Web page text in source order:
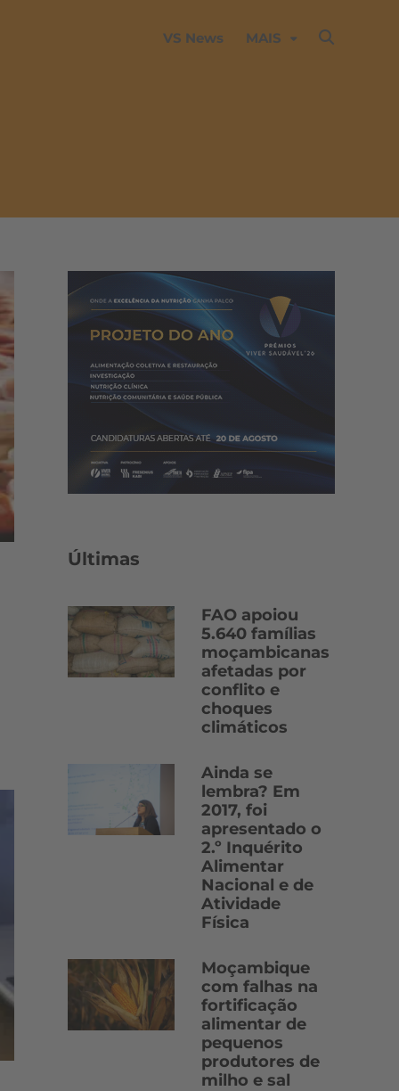
VS News MAIS
Últimas
FAO apoiou
5.640 famílias
moçambicanas
afetadas por
conflito e
choques
climáticos
Ainda se
lembra? Em
2017, foi
apresentado o
2.º Inquérito
Alimentar
Nacional e de
Atividade
Física
Moçambique
com falhas na
fortificação
alimentar de
pequenos
produtores de
milho e sal